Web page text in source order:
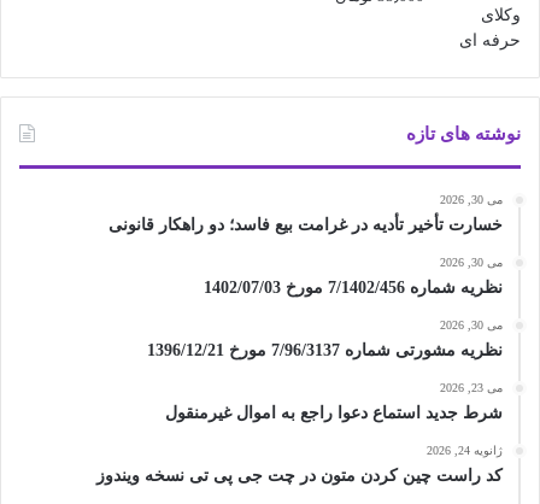
نوشته های تازه
می 30, 2026
خسارت تأخیر تأدیه در غرامت بیع فاسد؛ دو راهکار قانونی
می 30, 2026
نظریه شماره 7/1402/456 مورخ 1402/07/03
می 30, 2026
نظریه مشورتی شماره 7/96/3137 مورخ 1396/12/21
می 23, 2026
شرط جدید استماع دعوا راجع به اموال غیرمنقول
ژانویه 24, 2026
کد راست چین کردن متون در چت جی پی تی نسخه ویندوز